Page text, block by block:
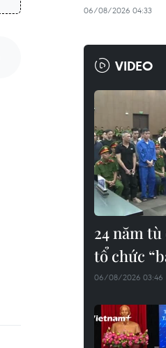
06/08/2026 04:33
VIDEO
24 năm
tổ chức
06/08/2026 03:46